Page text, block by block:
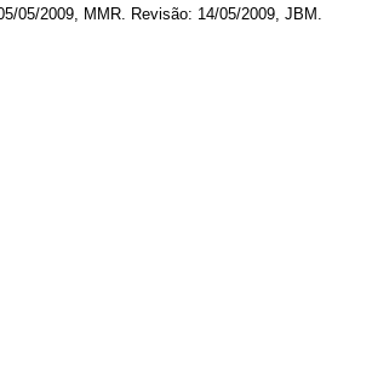
05/2009, MMR. Revisão: 14/05/2009, JBM.